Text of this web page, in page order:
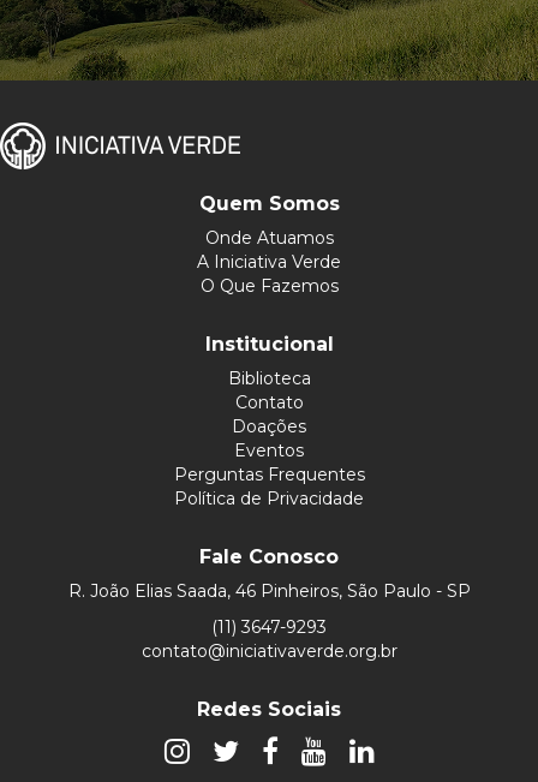
Quem Somos
Onde Atuamos
A Iniciativa Verde
O Que Fazemos
Institucional
Biblioteca
Contato
Doações
Eventos
Perguntas Frequentes
Política de Privacidade
Fale Conosco
R. João Elias Saada, 46 Pinheiros, São Paulo - SP
(11) 3647-9293
contato@iniciativaverde.org.br
Redes Sociais